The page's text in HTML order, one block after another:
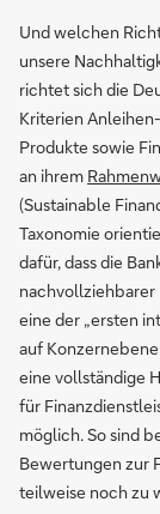
Und welchen
unsere
richtet sich die
Kriterien
Produkte sowie
an ihrem
(Sustainable
Taxonomie
dafür, dass die
nachvollziehbarer
eine der „ersten
auf
eine vollständige
für
möglich. So sind
Bewertungen zur
teilweise noch zu